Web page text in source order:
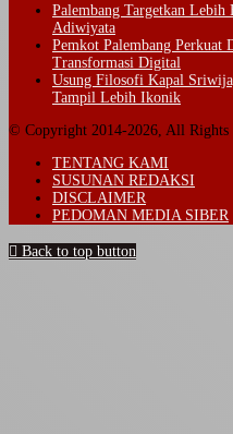
Palembang Targetkan Lebih
Adiwiyata
Pemkot Palembang
Transformasi Digital
Usung Filosofi Kapal
Tampil Lebih Ikonik
© Copyright 2014-2026, All Rights
TENTANG KAMI
SUSUNAN REDAKSI
DISCLAIMER
PEDOMAN MEDIA SIBER
Back to top button